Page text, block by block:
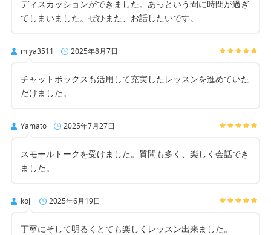
ディスカッションができました。あっという間に時間が過ぎ
てしまいました。ぜひまた、お話したいです。
miya3511 2025年8月7日
チャットボックスも活用して充実したレッスンを進めていた
だけました。
Yamato 2025年7月27日
スモールトークを受けました。質問も多く、楽しく会話でき
ました。
koji 2025年6月19日
丁寧にそして明るくとても楽しくレッスン出来ました。